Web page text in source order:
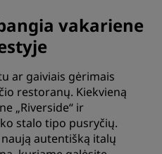
vakariene
ar gaiviais gėrimais
restoranų. Kiekvieną
„Riverside“ ir
stalo tipo pusryčių.
naują autentišką italų